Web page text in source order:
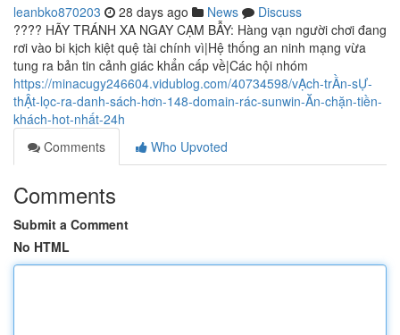
leanbko870203 28 days ago News
Discuss
???? HÃY TRÁNH XA NGAY CẠM BẪY: Hàng vạn người chơi đang
rơi vào bi kịch kiệt quệ tài chính vì|Hệ thống an ninh mạng vừa
tung ra bản tin cảnh giác khẩn cấp về|Các hội nhóm
https://minacugy246604.vidublog.com/40734598/vẠch-trẦn-sỰ-
thẬt-lọc-ra-danh-sách-hơn-148-domain-rác-sunwin-Ăn-chặn-tiền-
khách-hot-nhất-24h
Comments
Who Upvoted
Comments
Submit a Comment
No HTML